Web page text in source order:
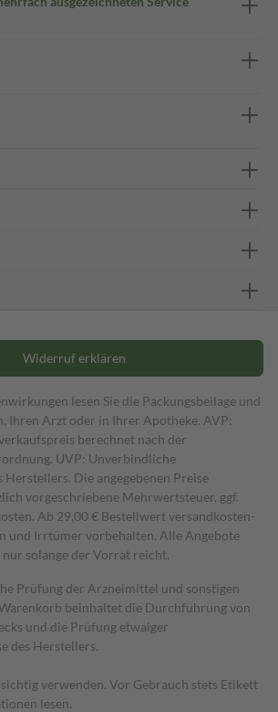
Widerruf erklären
lesen Sie die Packungsbeilage und
Ihren Arzt oder in Ihrer Apotheke. AVP:
berechnet nach der
UVP: Unverbindliche
Herstellers. Die angegebenen Preise
vorgeschriebene Mehrwertsteuer, ggf.
Ab 29,00 € Bestell­wert versand­kosten­
und Irrtümer vorbehalten. Alle Angebote
solange der Vorrat reicht.
Prüfung der Arzneimittel und sonstigen
beinhaltet die Durchführung von
und die Prüfung etwaiger
des Herstellers.
verwenden. Vor Gebrauch stets Etikett
lesen.